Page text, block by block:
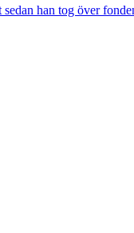
han tog över